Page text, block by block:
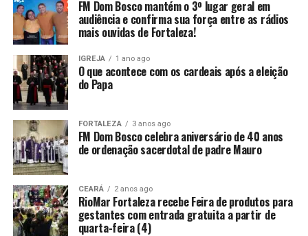
FM Dom Bosco mantém o 3º lugar geral em
audiência e confirma sua força entre as rádios
mais ouvidas de Fortaleza!
IGREJA 1 ano ago
O que acontece com os cardeais após a eleição
do Papa
FORTALEZA 3 anos ago
FM Dom Bosco celebra aniversário de 40 anos
de ordenação sacerdotal de padre Mauro
CEARÁ 2 anos ago
RioMar Fortaleza recebe Feira de produtos para
gestantes com entrada gratuita a partir de
quarta-feira (4)